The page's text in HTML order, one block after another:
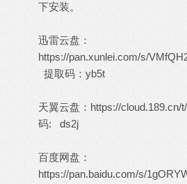
下安装。
迅雷云盘：
https://pan.xunlei.com/s/
提取码：yb5t
天翼云盘： https://cloud.189.cn/
码: ds2j
百度网盘：
https://pan.baidu.com/s/